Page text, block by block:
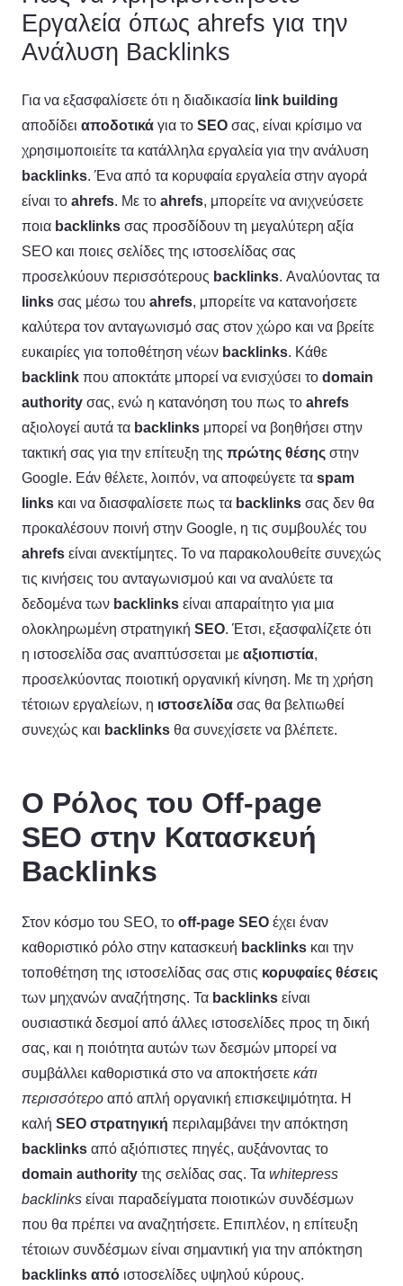
Εργαλεία όπως ahrefs για την
Ανάλυση Backlinks
Για να εξασφαλίσετε ότι η διαδικασία link building
αποδίδει αποδοτικά για το SEO σας, είναι κρίσιμο να
χρησιμοποιείτε τα κατάλληλα εργαλεία για την ανάλυση
backlinks. Ένα από τα κορυφαία εργαλεία στην αγορά
είναι το ahrefs. Με το ahrefs, μπορείτε να ανιχνεύσετε
ποια backlinks σας προσδίδουν τη μεγαλύτερη αξία
SEO και ποιες σελίδες της ιστοσελίδας σας
προσελκύουν περισσότερους backlinks. Αναλύοντας τα
links σας μέσω του ahrefs, μπορείτε να κατανοήσετε
καλύτερα τον ανταγωνισμό σας στον χώρο και να βρείτε
ευκαιρίες για τοποθέτηση νέων backlinks. Κάθε
backlink που αποκτάτε μπορεί να ενισχύσει το domain
authority σας, ενώ η κατανόηση του πως το ahrefs
αξιολογεί αυτά τα backlinks μπορεί να βοηθήσει στην
τακτική σας για την επίτευξη της πρώτης θέσης στην
Google. Εάν θέλετε, λοιπόν, να αποφεύγετε τα spam
links και να διασφαλίσετε πως τα backlinks σας δεν θα
προκαλέσουν ποινή στην Google, η τις συμβουλές του
ahrefs είναι ανεκτίμητες. Το να παρακολουθείτε συνεχώς
τις κινήσεις του ανταγωνισμού και να αναλύετε τα
δεδομένα των backlinks είναι απαραίτητο για μια
ολοκληρωμένη στρατηγική SEO. Έτσι, εξασφαλίζετε ότι
η ιστοσελίδα σας αναπτύσσεται με αξιοπιστία,
προσελκύοντας ποιοτική οργανική κίνηση. Με τη χρήση
τέτοιων εργαλείων, η ιστοσελίδα σας θα βελτιωθεί
συνεχώς και backlinks θα συνεχίσετε να βλέπετε.
Ο Ρόλος του Off-page
SEO στην Κατασκευή
Backlinks
Στον κόσμο του SEO, το off-page SEO έχει έναν
καθοριστικό ρόλο στην κατασκευή backlinks και την
τοποθέτηση της ιστοσελίδας σας στις κορυφαίες θέσεις
των μηχανών αναζήτησης. Τα backlinks είναι
ουσιαστικά δεσμοί από άλλες ιστοσελίδες προς τη δική
σας, και η ποιότητα αυτών των δεσμών μπορεί να
συμβάλλει καθοριστικά στο να αποκτήσετε κάτι
περισσότερο από απλή οργανική επισκεψιμότητα. Η
καλή SEO στρατηγική περιλαμβάνει την απόκτηση
backlinks από αξιόπιστες πηγές, αυξάνοντας το
domain authority της σελίδας σας. Τα whitepress
backlinks είναι παραδείγματα ποιοτικών συνδέσμων
που θα πρέπει να αναζητήσετε. Επιπλέον, η επίτευξη
τέτοιων συνδέσμων είναι σημαντική για την απόκτηση
backlinks από ιστοσελίδες υψηλού κύρους.